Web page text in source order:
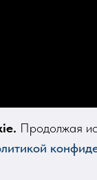
Продолжая